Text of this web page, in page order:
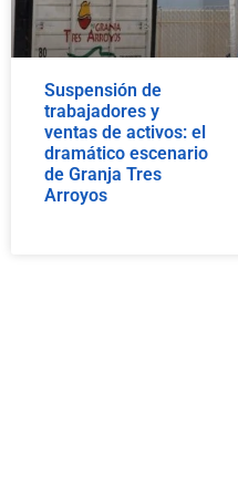
Suspensión de
trabajadores y
ventas de activos: el
dramático escenario
de Granja Tres
Arroyos